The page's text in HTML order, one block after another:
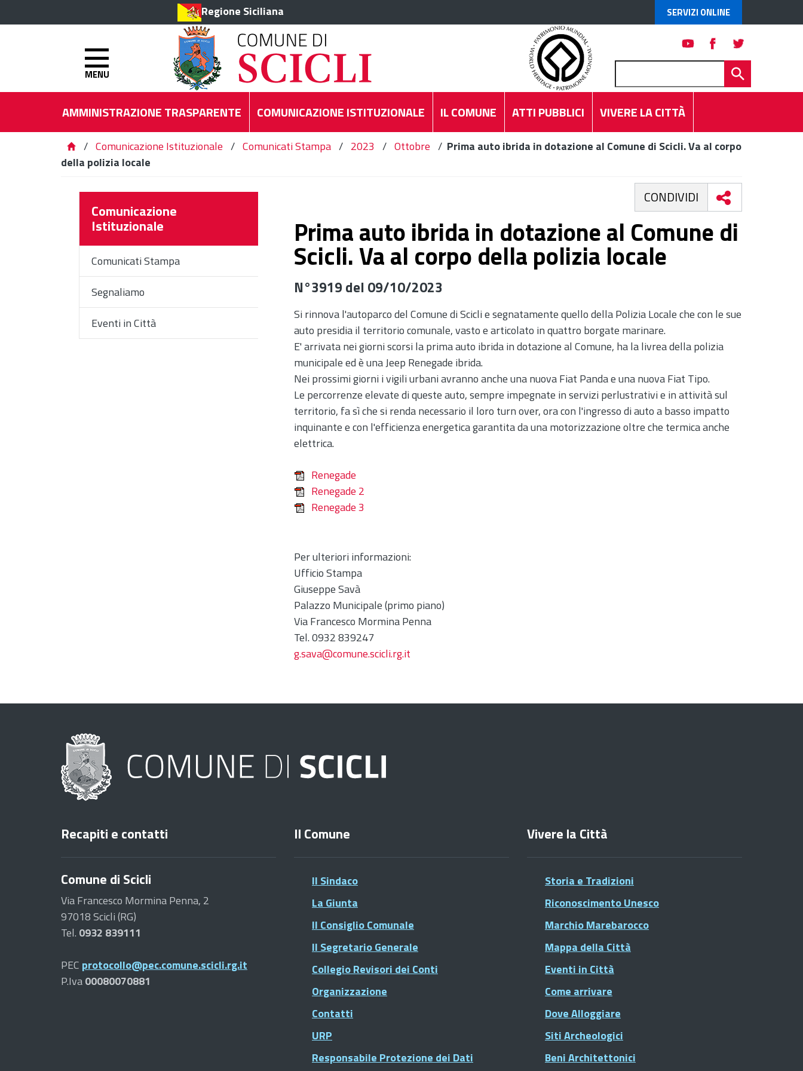
Regione Siciliana SERVIZI ONLINE
MENU
AMMINISTRAZIONE TRASPARENTE COMUNICAZIONE ISTITUZIONALE IL COMUNE ATTI PUBBLICI VIVERE LA CITTÀ
/ Comunicazione Istituzionale / Comunicati Stampa / 2023 / Ottobre / Prima auto ibrida in dotazione al Comune di Scicli. Va al corpo
della polizia locale
Comunicazione
Istituzionale
Comunicati Stampa
Segnaliamo
Eventi in Città
CONDIVIDI
Prima auto ibrida in dotazione al Comune di
Scicli. Va al corpo della polizia locale
N°3919 del 09/10/2023
Si rinnova l'autoparco del Comune di Scicli e segnatamente quello della Polizia Locale che con le sue
auto presidia il territorio comunale, vasto e articolato in quattro borgate marinare.
E' arrivata nei giorni scorsi la prima auto ibrida in dotazione al Comune, ha la livrea della polizia
municipale ed è una Jeep Renegade ibrida.
Nei prossimi giorni i vigili urbani avranno anche una nuova Fiat Panda e una nuova Fiat Tipo.
Le percorrenze elevate di queste auto, sempre impegnate in servizi perlustrativi e in attività sul
territorio, fa sì che si renda necessario il loro turn over, ora con l'ingresso di auto a basso impatto
inquinante e con l'efficienza energetica garantita da una motorizzazione oltre che termica anche
elettrica.
Renegade
Renegade 2
Renegade 3
Per ulteriori informazioni:
Ufficio Stampa
Giuseppe Savà
Palazzo Municipale (primo piano)
Via Francesco Mormina Penna
Tel. 0932 839247
g.sava@comune.scicli.rg.it
Recapiti e contatti
Comune di Scicli
Via Francesco Mormina Penna, 2
97018 Scicli (RG)
Tel. 0932 839111
PEC protocollo@pec.comune.scicli.rg.it
P.Iva00080070881
Il Comune
Il Sindaco
La Giunta
Il Consiglio Comunale
Il Segretario Generale
Collegio Revisori dei Conti
Organizzazione
Contatti
URP
Responsabile Protezione dei Dati
Vivere la Città
Storia e Tradizioni
Riconoscimento Unesco
Marchio Marebarocco
Mappa della Città
Eventi in Città
Come arrivare
Dove Alloggiare
Siti Archeologici
Beni Architettonici